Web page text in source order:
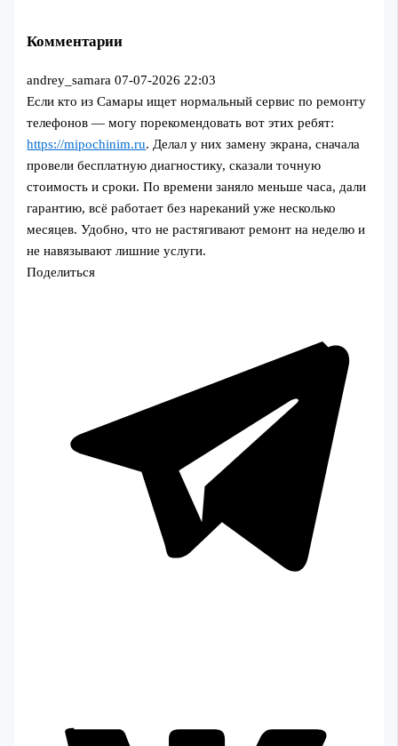
Комментарии
andrey_samara 07-07-2026 22:03
Если кто из Самары ищет нормальный сервис по ремонту
телефонов — могу порекомендовать вот этих ребят:
https://mipochinim.ru. Делал у них замену экрана, сначала
провели бесплатную диагностику, сказали точную
стоимость и сроки. По времени заняло меньше часа, дали
гарантию, всё работает без нареканий уже несколько
месяцев. Удобно, что не растягивают ремонт на неделю и
не навязывают лишние услуги.
Поделиться